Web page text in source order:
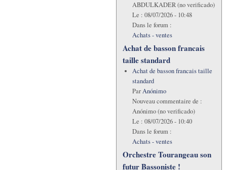
ABDULKADER (no verificado)
Le : 08/07/2026 - 10:48
Dans le forum :
Achats - ventes
Achat de basson francais
taille standard
Achat de basson francais taille
standard
ParAnónimo
Nouveau commentaire de :
Anónimo (no verificado)
Le : 08/07/2026 - 10:40
Dans le forum :
Achats - ventes
Orchestre Tourangeau son
futur Bassoniste !